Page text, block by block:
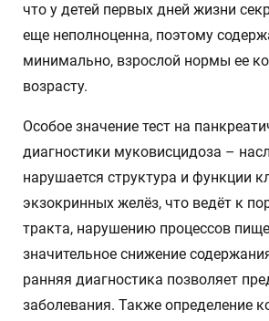
что у детей первых дней жизни
еще неполноценна, поэтому
минимально, взрослой нормы ее
возрасту.
Особое значение тест на
диагностики муковисцидоза –
нарушается структура и функции
экзокринных желёз, что ведёт к
тракта, нарушению процессов
значительное снижение
ранняя диагностика позволяет
заболевания. Также определение